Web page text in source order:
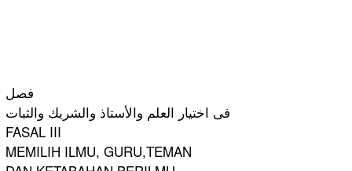
فصل
فى اختيار العلم والأستاذ والشريك والثبات
FASAL III
MEMILIH ILMU, GURU,TEMAN